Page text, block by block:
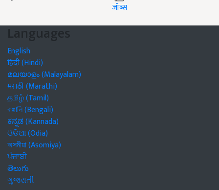
जॉब्स
Languages
English
हिंदी (Hindi)
മലയാളം (Malayalam)
मराठी (Marathi)
தமிழ் (Tamil)
বাঙালি (Bengali)
ಕನ್ನಡ (Kannada)
ଓଡିଆ (Odia)
অসমীয়া (Asomiya)
ਪੰਜਾਬੀ
తెలుగు
ગુજરાતી